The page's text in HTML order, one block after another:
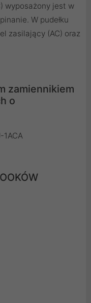
wyposażony jest w
W pudełku
zasilający (AC) oraz
zamiennikiem
o
1ACA